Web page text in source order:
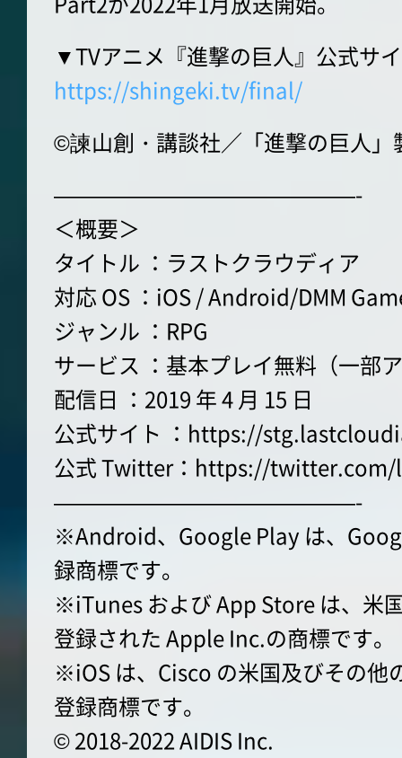
▼TVアニメ『進撃の巨人』公式サ
https://shingeki.tv/final/
©諫山創・講談社／「進撃の巨人」
——————————————-
＜概要＞
タイトル ：ラストクラウディア
対応 OS ：iOS / Android/DMM
ジャンル ：RPG
サービス ：基本プレイ無料（一部
配信日 ：2019 年 4 月 15 日
公式サイト ：https://
公式 Twitter：https://
——————————————-
※Android、Google Play は、
録商標です。
※iTunes および App Store は、米
登録された Apple Inc.の商標です。
※iOS は、Cisco の米国及びその他
登録商標です。
© 2018-2022 AIDIS Inc.